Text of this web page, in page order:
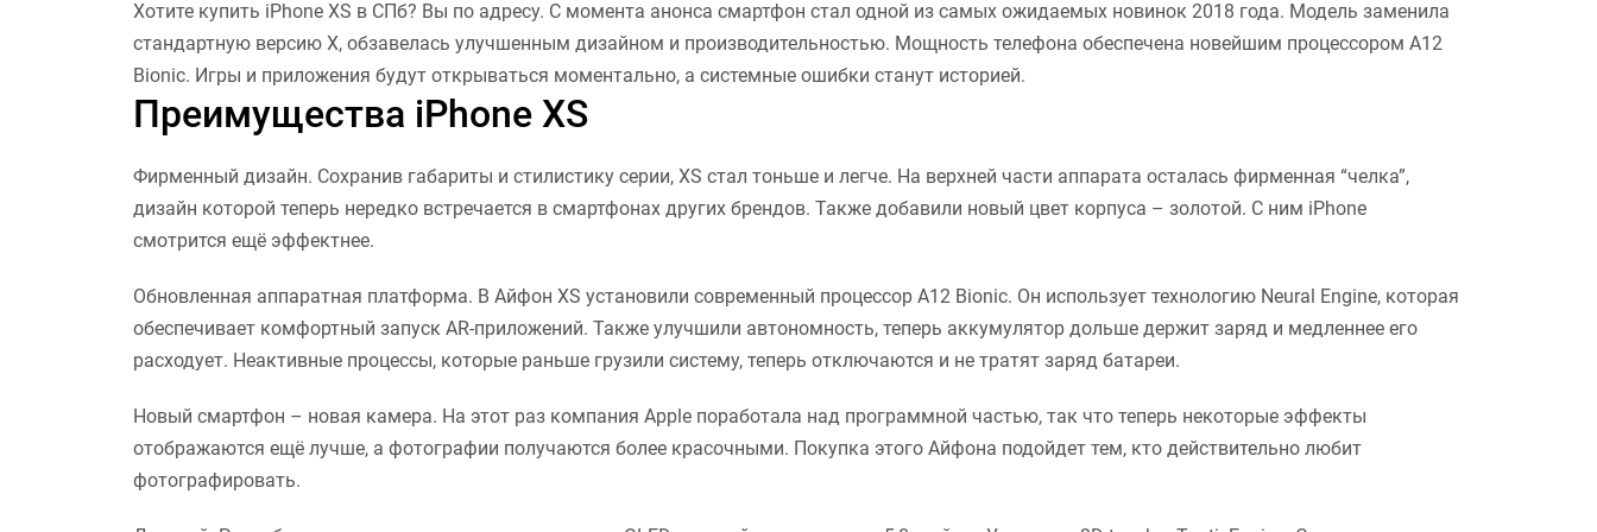
Хотите купить iPhone XS в СПб? Вы по адресу. С момента анонса смартфон стал одной из самых ожидаемых новинок 2018 года. Модель заменила
стандартную версию Х, обзавелась улучшенным дизайном и производительностью. Мощность телефона обеспечена новейшим процессором A12
Bionic. Игры и приложения будут открываться моментально, а системные ошибки станут историей.
Преимущества iPhone XS
Фирменный дизайн. Сохранив габариты и стилистику серии, XS стал тоньше и легче. На верхней части аппарата осталась фирменная “челка”,
дизайн которой теперь нередко встречается в смартфонах других брендов. Также добавили новый цвет корпуса – золотой. С ним iPhone
смотрится ещё эффектнее.
Обновленная аппаратная платформа. В Айфон XS установили современный процессор A12 Bionic. Он использует технологию Neural Engine, которая
обеспечивает комфортный запуск AR-приложений. Также улучшили автономность, теперь аккумулятор дольше держит заряд и медленнее его
расходует. Неактивные процессы, которые раньше грузили систему, теперь отключаются и не тратят заряд батареи.
Новый смартфон – новая камера. На этот раз компания Apple поработала над программной частью, так что теперь некоторые эффекты
отображаются ещё лучше, а фотографии получаются более красочными. Покупка этого Айфона подойдет тем, кто действительно любит
фотографировать.